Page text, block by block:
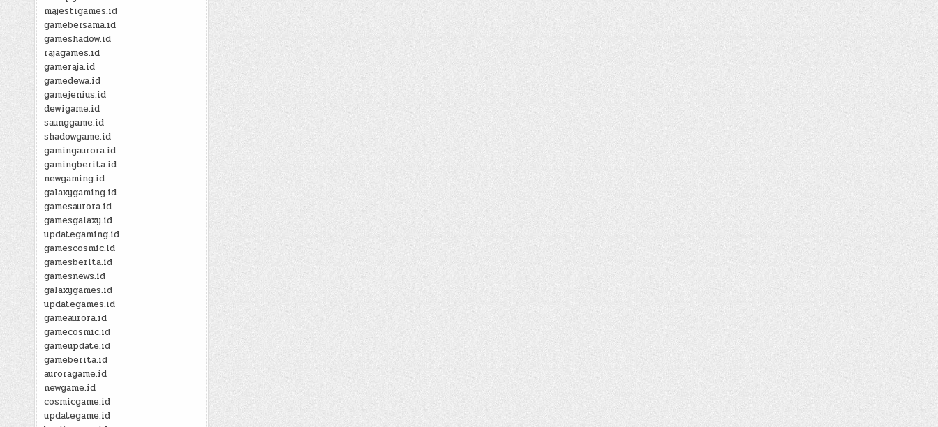
majestigames.id
gamebersama.id
gameshadow.id
rajagames.id
gameraja.id
gamedewa.id
gamejenius.id
dewigame.id
saunggame.id
shadowgame.id
gamingaurora.id
gamingberita.id
newgaming.id
galaxygaming.id
gamesaurora.id
gamesgalaxy.id
updategaming.id
gamescosmic.id
gamesberita.id
gamesnews.id
galaxygames.id
updategames.id
gameaurora.id
gamecosmic.id
gameupdate.id
gameberita.id
auroragame.id
newgame.id
cosmicgame.id
updategame.id